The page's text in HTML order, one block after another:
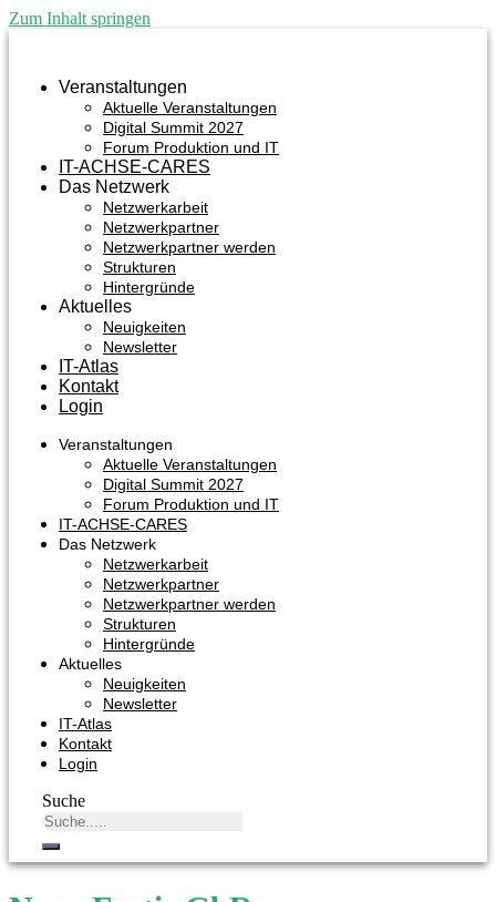
Zum Inhalt springen
Veranstaltungen
Aktuelle Veranstaltungen
Digital Summit 2027
Forum Produktion und IT
IT-ACHSE-CARES
Das Netzwerk
Netzwerkarbeit
Netzwerkpartner
Netzwerkpartner werden
Strukturen
Hintergründe
Aktuelles
Neuigkeiten
Newsletter
IT-Atlas
Kontakt
Login
Veranstaltungen
Aktuelle Veranstaltungen
Digital Summit 2027
Forum Produktion und IT
IT-ACHSE-CARES
Das Netzwerk
Netzwerkarbeit
Netzwerkpartner
Netzwerkpartner werden
Strukturen
Hintergründe
Aktuelles
Neuigkeiten
Newsletter
IT-Atlas
Kontakt
Login
Suche